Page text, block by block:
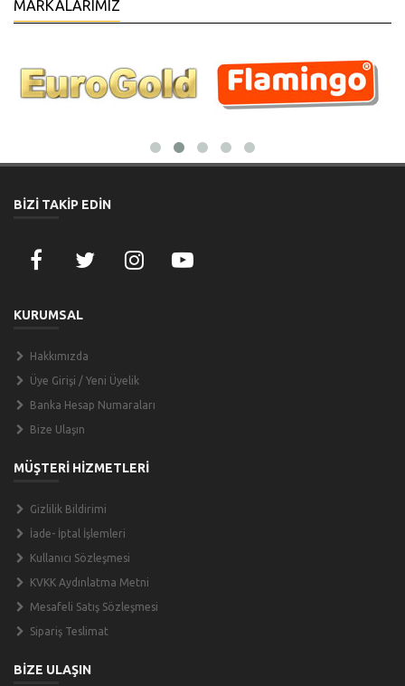
MARKALARIMIZ
BİZİ TAKİP EDİN
KURUMSAL
Hakkımızda
Üye Girişi / Yeni Üyelik
Banka Hesap Numaraları
Bize Ulaşın
MÜŞTERİ HİZMETLERİ
Gizlilik Bildirimi
İade- İptal İşlemleri
Kullanıcı Sözleşmesi
KVKK Aydınlatma Metni
Mesafeli Satış Sözleşmesi
Sipariş Teslimat
BİZE ULAŞIN